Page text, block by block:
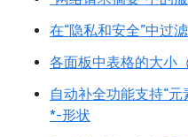
在“隐私和安全”中过
各面板中表格的大小
自动补全功能支持“元
*-形状